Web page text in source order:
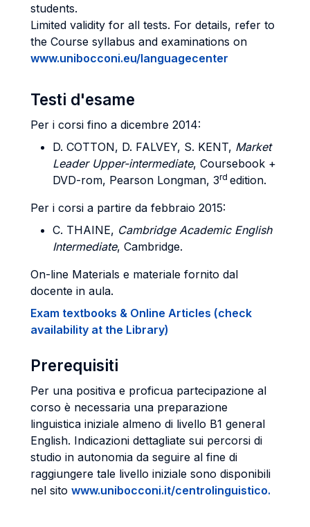
students.
Limited validity for all tests. For details, refer to
the Course syllabus and examinations on
www.unibocconi.eu/languagecenter
Testi d'esame
Per i corsi fino a dicembre 2014:
D. COTTON, D. FALVEY, S. KENT, Market
Leader Upper-intermediate, Coursebook +
DVD-rom, Pearson Longman, 3rd edition.
Per i corsi a partire da febbraio 2015:
C. THAINE, Cambridge Academic English
Intermediate, Cambridge.
On-line Materials e materiale fornito dal
docente in aula.
Exam textbooks & Online Articles (check
availability at the Library)
Prerequisiti
Per una positiva e proficua partecipazione al
corso è necessaria una preparazione
linguistica iniziale almeno di livello B1 general
English. Indicazioni dettagliate sui percorsi di
studio in autonomia da seguire al fine di
raggiungere tale livello iniziale sono disponibili
nel sito www.unibocconi.it/centrolinguistico.